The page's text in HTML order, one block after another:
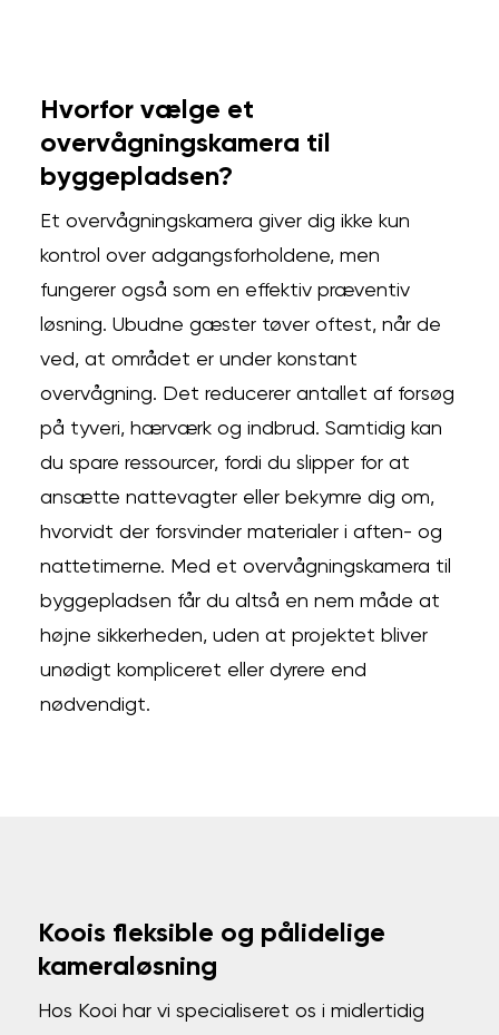
Hvorfor vælge et
overvågningskamera til
byggepladsen?
Et overvågningskamera giver dig ikke kun
kontrol over adgangsforholdene, men
fungerer også som en effektiv præventiv
løsning. Ubudne gæster tøver oftest, når de
ved, at området er under konstant
overvågning. Det reducerer antallet af forsøg
på tyveri, hærværk og indbrud. Samtidig kan
du spare ressourcer, fordi du slipper for at
ansætte nattevagter eller bekymre dig om,
hvorvidt der forsvinder materialer i aften- og
nattetimerne. Med et overvågningskamera til
byggepladsen får du altså en nem måde at
højne sikkerheden, uden at projektet bliver
unødigt kompliceret eller dyrere end
nødvendigt.
Koois fleksible og pålidelige
kameraløsning
Hos Kooi har vi specialiseret os i midlertidig